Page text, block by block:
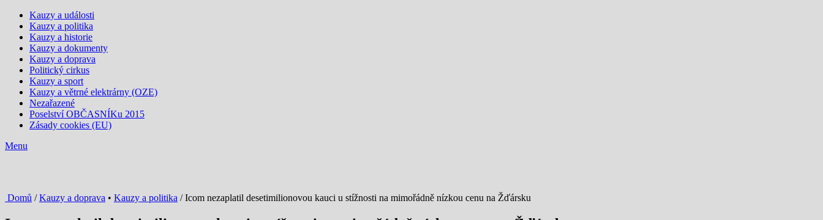
Kauzy a události
Kauzy a politika
Kauzy a historie
Kauzy a dokumenty
Kauzy a doprava
Politický cirkus
Kauzy a sport
Kauzy a větrné elektrárny (OZE)
Nezařazené
Poselství OBČASNÍKu 2015
Zásady cookies (EU)
Menu
Domů /Kauzy a doprava • Kauzy a politika / Icom nezaplatil desetimilionovou kauci u stížnosti na mimořádně nízkou cenu na Žďársku